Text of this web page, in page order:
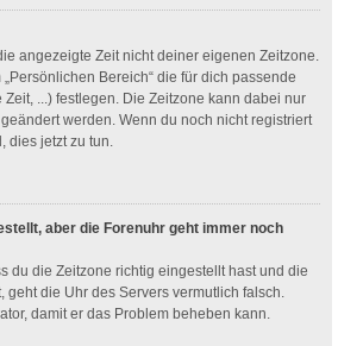
angezeigte Zeit nicht deiner eigenen Zeitzone.
Bereich“ die für dich passende
...) festlegen. Die Zeitzone kann dabei nur
werden. Wenn du noch nicht registriert
dies jetzt zu tun.
aber die Forenuhr geht immer noch
du die Zeitzone richtig eingestellt hast und die
geht die Uhr des Servers vermutlich falsch.
damit er das Problem beheben kann.